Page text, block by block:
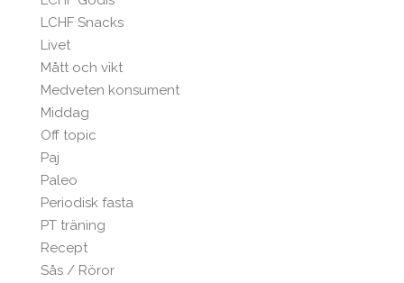
LCHF Snacks
Livet
Mått och vikt
Medveten konsument
Middag
Off topic
Paj
Paleo
Periodisk fasta
PT träning
Recept
Sås / Röror